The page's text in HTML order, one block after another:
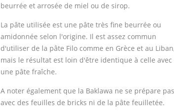
beurrée et arrosée de miel ou de sirop.
La pâte utilisée est une pâte très fine beurrée ou
amidonnée selon l'origine. Il est assez commun
d'utiliser de la pâte Filo comme en Grèce et au
mais le résultat est loin d'être identique à celle avec
une pâte fraîche.
A noter également que la Baklawa ne se prépare pas
avec des feuilles de bricks ni de la pâte feuilletée.